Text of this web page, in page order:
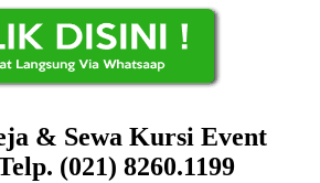
& Sewa Kursi Event
(021) 8260.1199